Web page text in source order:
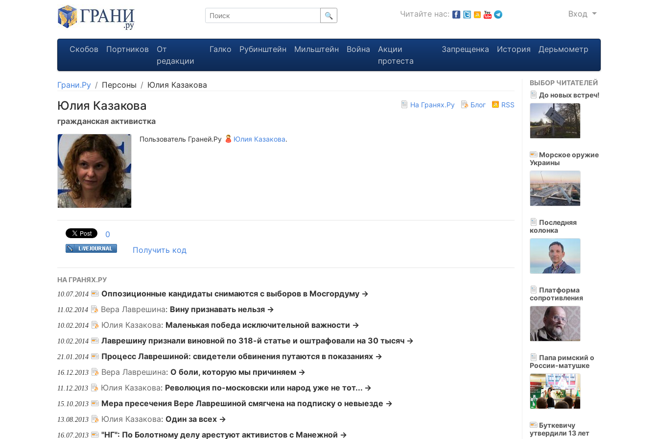
🔍 Читайте нас: Вход
Скобов Портников
От
редакции
Галко Рубинштейн Мильштейн Война
Акции
протеста
Запрещенка История Дерьмометр
Грани.Ру Персоны Юлия Казакова
На Гранях.Ру Блог RSS
Юлия Казакова
гражданская активистка
Пользователь Граней.Ру Юлия Казакова.
0
Получить код
НА ГРАНЯХ.РУ
10.07.2014 Оппозиционные кандидаты снимаются с выборов в Мосгордуму →
11.02.2014 Вера Лаврешина: Вину признавать нельзя →
10.02.2014 Юлия Казакова: Маленькая победа исключительной важности →
10.02.2014 Лаврешину признали виновной по 318-й статье и оштрафовали на 30 тысяч →
21.01.2014 Процесс Лаврешиной: свидетели обвинения путаются в показаниях →
16.12.2013 Вера Лаврешина: О боли, которую мы причиняем →
11.12.2013 Юлия Казакова: Революция по-московски или народ уже не тот... →
15.10.2013 Мера пресечения Вере Лаврешиной смягчена на подписку о невыезде →
13.08.2013 Юлия Казакова: Один за всех →
16.07.2013 "НГ": По Болотному делу арестуют активистов с Манежной →
ВЫБОР ЧИТАТЕЛЕЙ
До новых встреч!
Морское оружие
Украины
Последняя
колонка
Платформа
сопротивления
Папа римский о
России-матушке
Буткевичу
утвердили 13 лет